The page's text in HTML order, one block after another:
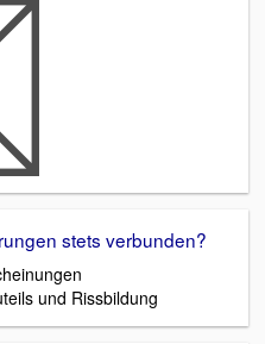
stets verbunden?
und Rissbildung